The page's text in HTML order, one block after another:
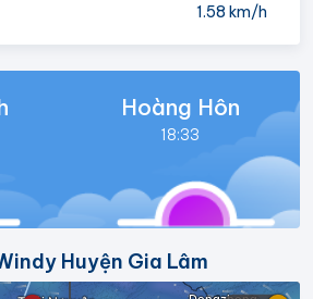
1.58 km/h
Hoàng Hôn
18:33
Huyện Gia Lâm